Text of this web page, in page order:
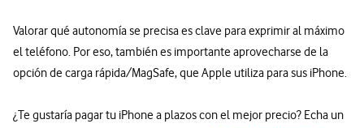
Valorar qué autonomía se precisa es clave para exprimir al máximo
el teléfono. Por eso, también es importante aprovecharse de la
opción de carga rápida/MagSafe, que Apple utiliza para sus iPhone.
¿Te gustaría pagar tu iPhone a plazos con el mejor precio? Echa un